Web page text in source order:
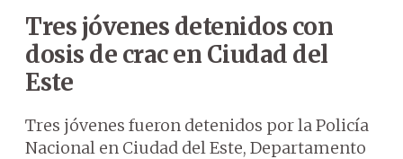
Tres jóvenes detenidos con
dosis de crac en Ciudad del
Este
Tres jóvenes fueron detenidos por la Policía
Nacional en Ciudad del Este, Departamento